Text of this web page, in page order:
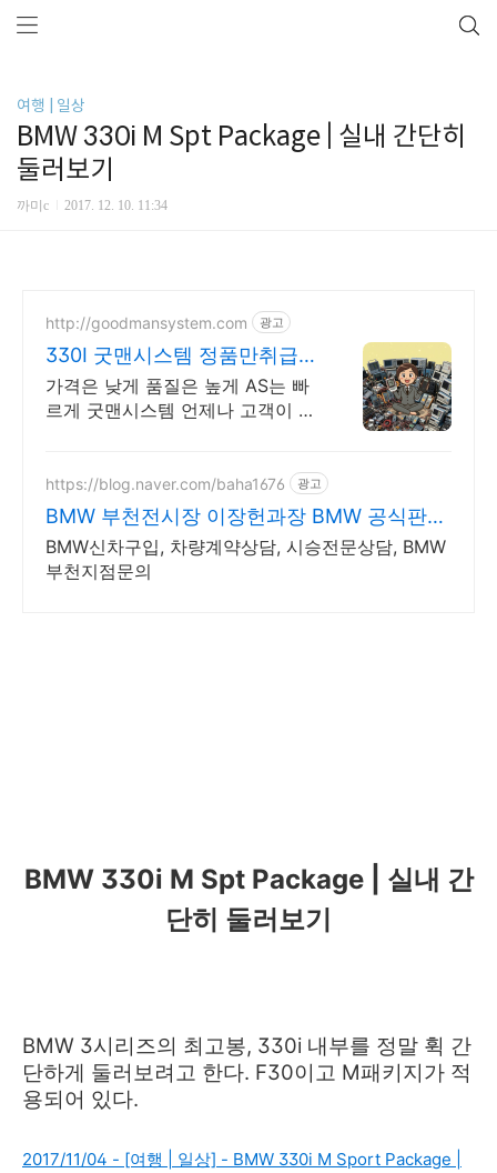
여행 | 일상
BMW 330i M Spt Package | 실내 간단히
둘러보기
까미c 2017. 12. 10. 11:34
http://goodmansystem.com 광고
330I 굿맨시스템 정품만취급
친절상담
가격은 낮게 품질은 높게 AS는 빠
르게 굿맨시스템 언제나 고객이 왕
https://blog.naver.com/baha1676 광고
BMW 부천전시장 이장헌과장 BMW 공식판매
직원
BMW신차구입, 차량계약상담, 시승전문상담, BMW
부천지점문의
BMW 330i M Spt Package | 실내 간
단히 둘러보기
BMW 3시리즈의 최고봉, 330i 내부를 정말 휙 간
단하게 둘러보려고 한다. F30이고 M패키지가 적
용되어 있다.
2017/11/04 - [여행 | 일상] - BMW 330i M Sport Package |